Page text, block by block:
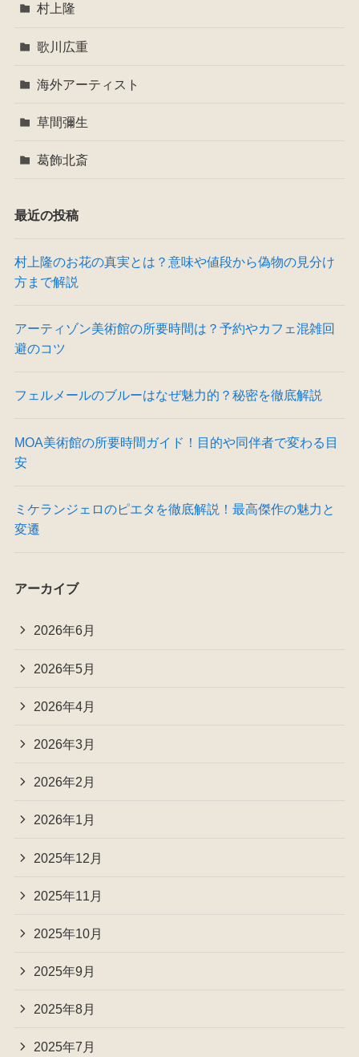
村上隆
歌川広重
海外アーティスト
草間彌生
葛飾北斎
最近の投稿
村上隆のお花の真実とは？意味や値段から偽物の見分け
方まで解説
アーティゾン美術館の所要時間は？予約やカフェ混雑回
避のコツ
フェルメールのブルーはなぜ魅力的？秘密を徹底解説
MOA美術館の所要時間ガイド！目的や同伴者で変わる目
安
ミケランジェロのピエタを徹底解説！最高傑作の魅力と
変遷
アーカイブ
2026年6月
2026年5月
2026年4月
2026年3月
2026年2月
2026年1月
2025年12月
2025年11月
2025年10月
2025年9月
2025年8月
2025年7月